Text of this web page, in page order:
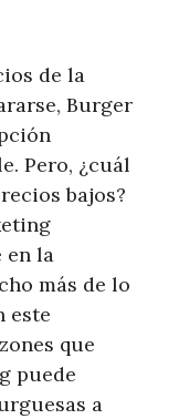
de la
Burger
Pero, ¿cuál
bajos?
en la
más de lo
este
que
puede
a